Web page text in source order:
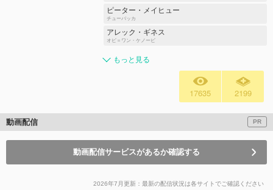
ピーター・メイヒュー
チューバッカ
アレック・ギネス
オビ＝ワン・ケノービ
もっと見る
17635 2199
動画配信 PR
動画配信サービスがあるか確認する
2026年7月更新：最新の配信状況は各サイトでご確認ください